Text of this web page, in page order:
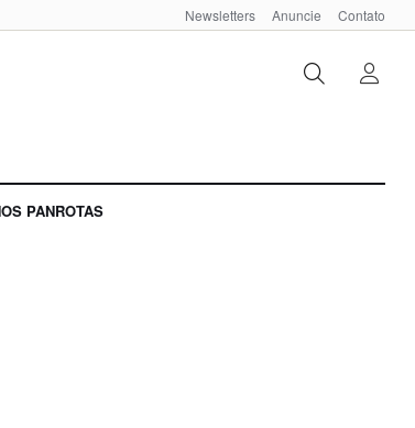
Newsletters Anuncie Contato
PANROTAS